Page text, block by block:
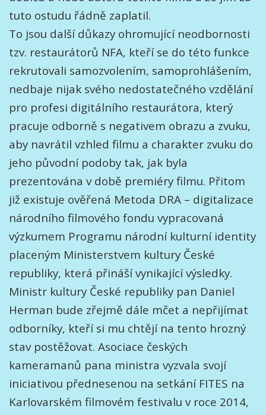
tuto ostudu řádně zaplatil.
To jsou další důkazy ohromující neodbornosti
tzv. restaurátorů NFA, kteří se do této funkce
rekrutovali samozvolením, samoprohlášením,
nedbaje nijak svého nedostatečného vzdělání
pro profesi digitálního restaurátora, který
pracuje odborně s negativem obrazu a zvuku,
aby navrátil vzhled filmu a charakter zvuku do
jeho původní podoby tak, jak byla
prezentována v době premiéry filmu. Přitom
již existuje ověřená Metoda DRA – digitalizace
národního filmového fondu vypracovaná
výzkumem Programu národní kulturní identity
placeným Ministerstvem kultury České
republiky, která přináší vynikající výsledky.
Ministr kultury České republiky pan Daniel
Herman bude zřejmě dále mčet a nepřijímat
odborníky, kteří si mu chtějí na tento hrozný
stav postěžovat. Asociace českých
kameramanů pana ministra vyzvala svojí
iniciativou přednesenou na setkání FITES na
Karlovarském filmovém festivalu v roce 2014,